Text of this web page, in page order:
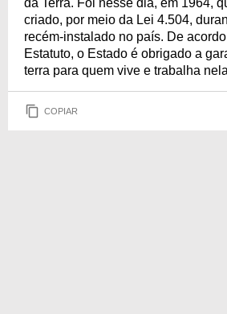
da Terra. Foi nesse dia, em 1964,
criado, por meio da Lei 4.504,
recém-instalado no país. De
Estatuto, o Estado é obrigado a
terra para quem vive e trabalha
COPIAR